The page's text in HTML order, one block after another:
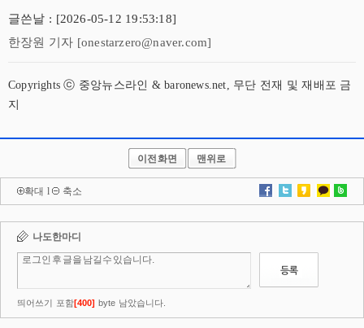
글쓴날 : [2026-05-12 19:53:18]
한장원 기자 [onestarzero@naver.com]
Copyrights ⓒ 중앙뉴스라인 & baronews.net, 무단 전재 및 재배포 금
지
이전화면 맨위로
확대 l 축소